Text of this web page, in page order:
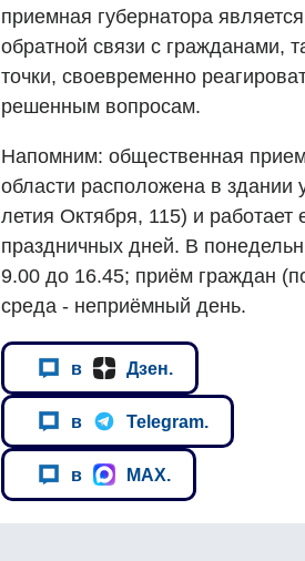
приемная губернатора
обратной связи с гражданами,
точки, своевременно
решенным вопросам.
Напомним: общественная
области расположена в здании
летия Октября, 115) и
праздничных дней. В
9.00 до 16.45; приём граждан
среда - неприёмный день.
в Дзен.
в Telegram.
в MAX.